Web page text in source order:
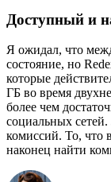
Доступный и
Я ожидал, что
состояние, но
которые
ГБ во время
более чем
социальных
комиссий. То, что
наконец найти